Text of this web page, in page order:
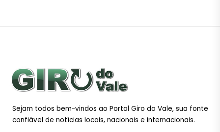
Sejam todos bem-vindos ao Portal Giro do Vale, sua fonte
confiável de notícias locais, nacionais e internacionais.